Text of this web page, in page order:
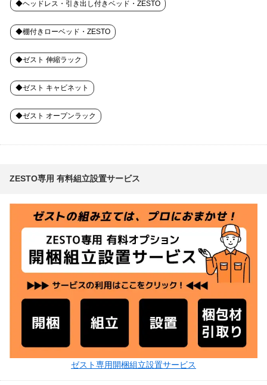
◆ヘッドレス・引き出し付きベッド・ZESTO
◆棚付きローベッド・ZESTO
◆ゼスト 伸縮ラック
◆ゼスト キャビネット
◆ゼスト オープンラック
ZESTO専用 有料組立設置サービス
ゼスト専用開梱組立設置サービス